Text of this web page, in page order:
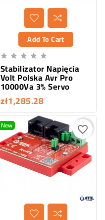
Add To Cart
    
Stabilizator Napięcia
Volt Polska Avr Pro
10000Va 3% Servo
zł1,285.28
New favorite_border